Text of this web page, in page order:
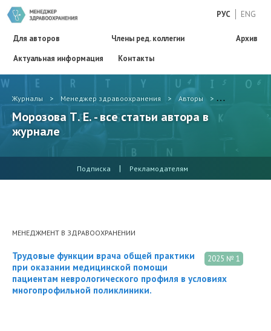
РУС ENG
Для авторов Члены ред. коллегии
Архив
Актуальная информация
Контакты
Журналы > Менеджер здравоохранения > Авторы > Морозова Т. Е.
Морозова Т. Е. - все статьи автора в
журнале
Подписка | Рекламодателям
МЕНЕДЖМЕНТ В ЗДРАВООХРАНЕНИИ
2025 № 1
Трудовые функции врача общей практики
при оказании медицинской помощи
пациентам неврологического профиля в условиях
многопрофильной поликлиники.